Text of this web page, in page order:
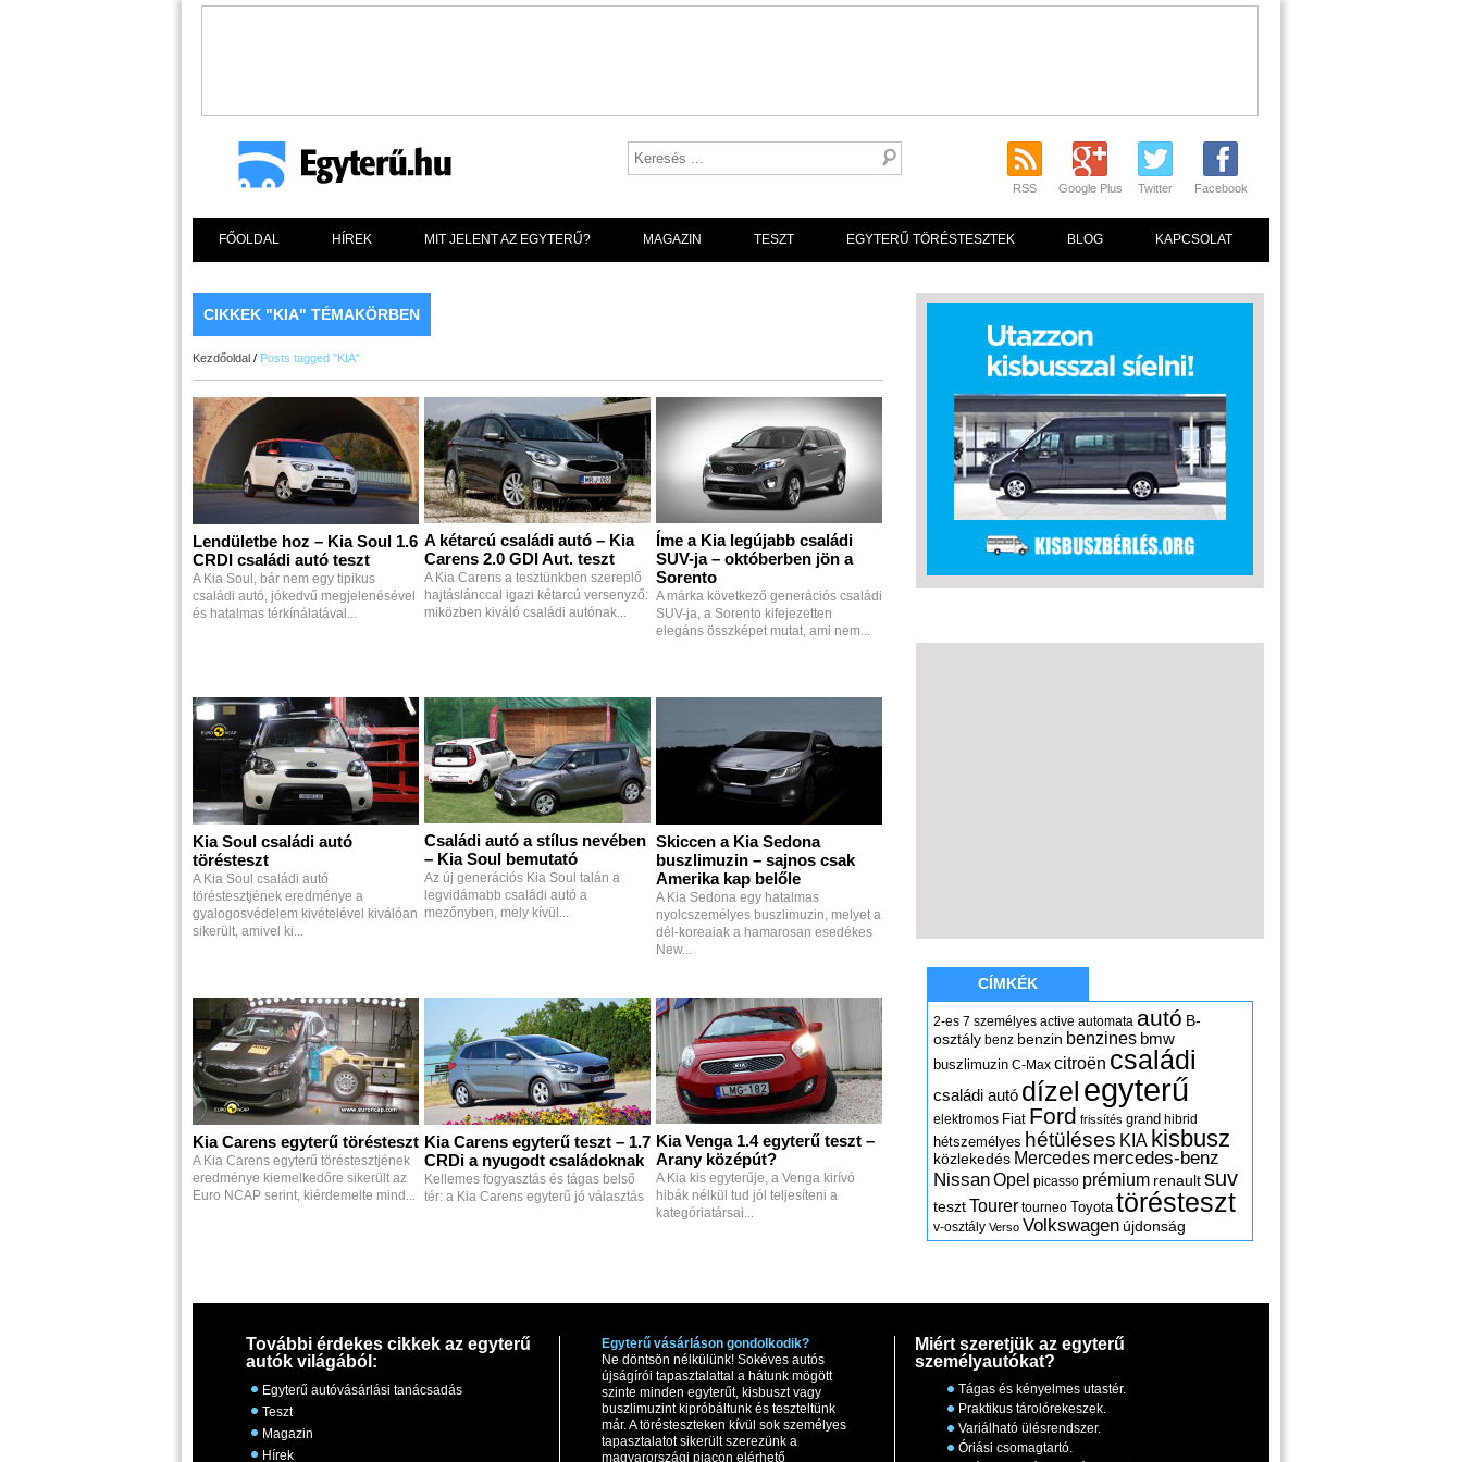
RSS Google Plus Twitter Facebook
FŐOLDAL HÍREK MIT JELENT AZ EGYTERŰ? MAGAZIN TESZT EGYTERŰ TÖRÉSTESZTEK BLOG KAPCSOLAT
CIKKEK "KIA" TÉMAKÖRBEN
Kezdőoldal / Posts tagged "KIA"
Lendületbe hoz – Kia Soul 1.6
CRDI családi autó teszt
A Kia Soul, bár nem egy tipikus
családi autó, jókedvű megjelenésével
és hatalmas térkínálatával...
A kétarcú családi autó – Kia
Carens 2.0 GDI Aut. teszt
A Kia Carens a tesztünkben szereplő
hajtáslánccal igazi kétarcú versenyző:
miközben kiváló családi autónak...
Íme a Kia legújabb családi
SUV-ja – októberben jön a
Sorento
A márka következő generációs családi
SUV-ja, a Sorento kifejezetten
elegáns összképet mutat, ami nem...
Kia Soul családi autó
törésteszt
A Kia Soul családi autó
töréstesztjének eredménye a
gyalogosvédelem kivételével kiválóan
sikerült, amivel ki...
Családi autó a stílus nevében
– Kia Soul bemutató
Az új generációs Kia Soul talán a
legvidámabb családi autó a
mezőnyben, mely kívül...
Skiccen a Kia Sedona
buszlimuzin – sajnos csak
Amerika kap belőle
A Kia Sedona egy hatalmas
nyolcszemélyes buszlimuzin, melyet a
dél-koreaiak a hamarosan esedékes
New...
Kia Carens egyterű törésteszt
A Kia Carens egyterű töréstesztjének
eredménye kiemelkedőre sikerült az
Euro NCAP serint, kiérdemelte mind...
Kia Carens egyterű teszt – 1.7
CRDi a nyugodt családoknak
Kellemes fogyasztás és tágas belső
tér: a Kia Carens egyterű jó választás
Kia Venga 1.4 egyterű teszt –
Arany középút?
A Kia kis egyterűje, a Venga kirívó
hibák nélkül tud jól teljesíteni a
kategóriatársai...
CÍMKÉK
2-es 7 személyes active automata autó B-
osztály benz benzin benzines bmw
buszlimuzin C-Max citroën családi
családi autó dízel egyterű
elektromos Fiat Ford frissítés grand hibrid
hétszemélyes hétüléses KIA kisbusz
közlekedés Mercedes mercedes-benz
NissanOpel picasso prémium renaultsuv
tesztTourer tourneo Toyota törésteszt
v-osztály Verso Volkswagen újdonság
További érdekes cikkek az egyterű
autók világából:
Egyterű autóvásárlási tanácsadás
Teszt
Magazin
Hírek
Egyterű vásárláson gondolkodik?
Ne döntsön nélkülünk! Sokéves autós
újságírói tapasztalattal a hátunk mögött
szinte minden egyterűt, kisbuszt vagy
buszlimuzint kipróbáltunk és teszteltünk
már. A törésteszteken kívül sok személyes
tapasztalatot sikerült szerezünk a
magyarországi piacon elérhető
Miért szeretjük az egyterű
személyautókat?
Tágas és kényelmes utastér.
Praktikus tárolórekeszek.
Variálható ülésrendszer.
Óriási csomagtartó.